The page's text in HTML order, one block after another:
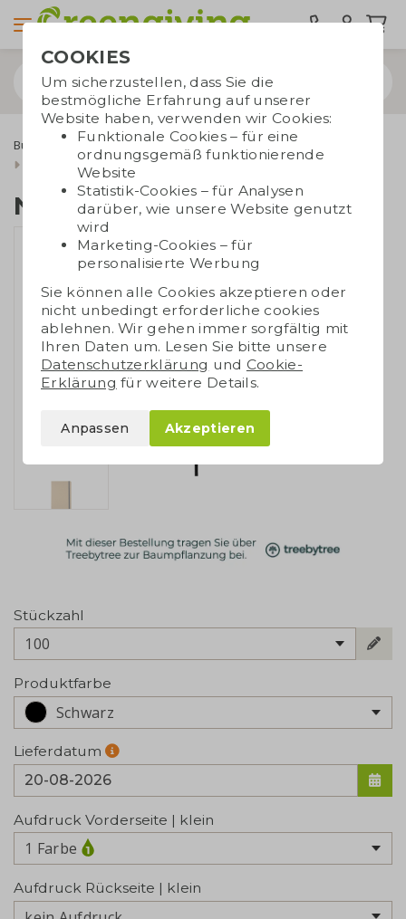
Bürobedarf Notizbücher
Notizbücher A5/A6
Notizbuch Kraft A5
Notizbuch Kraft A5
Stückzahl
100
Produktfarbe
Schwarz
Lieferdatum
Aufdruck Vorderseite | klein
1 Farbe
Aufdruck Rückseite | klein
COOKIES
Um sicherzustellen, dass Sie die
bestmögliche Erfahrung auf unserer
Website haben, verwenden wir Cookies:
Funktionale Cookies – für eine
ordnungsgemäß funktionierende
Website
Statistik-Cookies – für Analysen
darüber, wie unsere Website genutzt
wird
Marketing-Cookies – für
personalisierte Werbung
Sie können alle Cookies akzeptieren oder
nicht unbedingt erforderliche cookies
ablehnen. Wir gehen immer sorgfältig mit
Ihren Daten um. Lesen Sie bitte unsere
Datenschutzerklärung und Cookie-
Erklärung für weitere Details.
Anpassen Akzeptieren